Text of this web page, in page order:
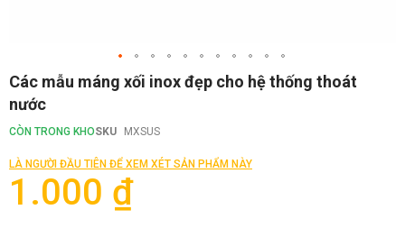
Chuyển
đến
phần
đầu
của
viện
hình
Các mẫu máng xối inox đẹp cho hệ thống thoát
nước
CÒN TRONG KHOSKU MXSUS
LÀ NGƯỜI ĐẦU TIÊN ĐỂ XEM XÉT SẢN PHẨM NÀY
1.000 ₫